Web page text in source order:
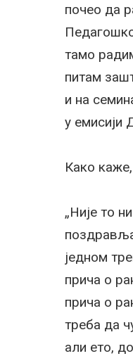
почео да
тамо
питам
и на
у емисији
Како
„Није то
једном
прича о
прича о
треба да
али ето,